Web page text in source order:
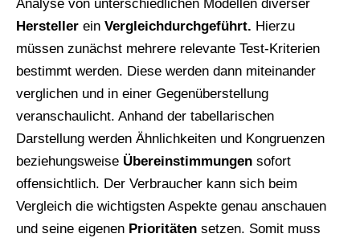
Analyse von unterschiedlichen Modellen diverser
Hersteller ein Vergleichdurchgeführt. Hierzu
müssen zunächst mehrere relevante Test-Kriterien
bestimmt werden. Diese werden dann miteinander
verglichen und in einer Gegenüberstellung
veranschaulicht. Anhand der tabellarischen
Darstellung werden Ähnlichkeiten und Kongruenzen
beziehungsweise Übereinstimmungen sofort
offensichtlich. Der Verbraucher kann sich beim
Vergleich die wichtigsten Aspekte genau anschauen
und seine eigenen Prioritäten setzen. Somit muss